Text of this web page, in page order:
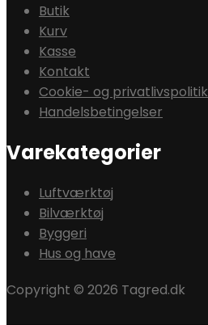
Butik
Kurv
Kasse
Kontakt
Cookie- og privatlivspolitik
Handelsbetingelser
Varekategorier
Luftværktøj
Bilværktøj
Byggeri
Hus og have
Copyright © 2026 Tagred.dk